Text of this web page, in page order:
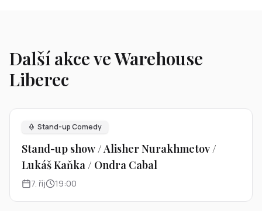
Další akce ve Warehouse
Liberec
Stand-up Comedy
Stand-up show / Alisher Nurakhmetov /
Lukáš Kaňka / Ondra Cabal
7. říj 19:00